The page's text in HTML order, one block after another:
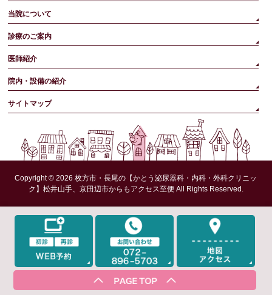
当院について
診療のご案内
医師紹介
院内・設備の紹介
サイトマップ
Copyright © 2026枚方市・長尾の【かとう泌尿器科・内科・外科クリニッ
ク】松井山手、京田辺市からもアクセス至便All Rights Reserved.